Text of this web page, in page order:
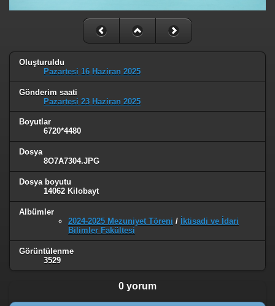
Oluşturuldu
Pazartesi 16 Haziran 2025
Gönderim saati
Pazartesi 23 Haziran 2025
Boyutlar
6720*4480
Dosya
8O7A7304.JPG
Dosya boyutu
14062 Kilobayt
Albümler
2024-2025 Mezuniyet Töreni /
İktisadi ve İdari
Bilimler Fakültesi
Görüntülenme
3529
0 yorum